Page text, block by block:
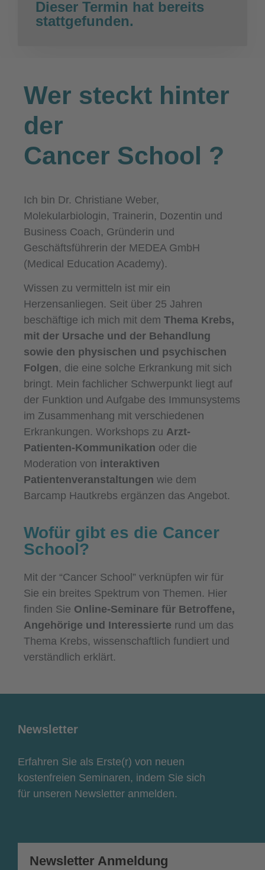
Dieser Termin hat bereits
stattgefunden.
Wer steckt hinter
der
Cancer School ?
Ich bin Dr. Christiane Weber,
Molekularbiologin, Trainerin, Dozentin und
Business Coach, Gründerin und
Geschäftsführerin der MEDEA GmbH
(Medical Education Academy).
Wissen zu vermitteln ist mir ein
Herzensanliegen. Seit über 25 Jahren
beschäftige ich mich mit dem Thema Krebs,
mit der Ursache und der Behandlung
sowie den physischen und psychischen
Folgen, die eine solche Erkrankung mit sich
bringt. Mein fachlicher Schwerpunkt liegt auf
der Funktion und Aufgabe des Immunsystems
im Zusammenhang mit verschiedenen
Erkrankungen. Workshops zu Arzt-
Patienten-Kommunikation oder die
Moderation von interaktiven
Patientenveranstaltungen wie dem
Barcamp Hautkrebs ergänzen das Angebot.
Wofür gibt es die Cancer
School?
Mit der “Cancer School” verknüpfen wir für
Sie ein breites Spektrum von Themen. Hier
finden Sie Online-Seminare für Betroffene,
Angehörige und Interessierte rund um das
Thema Krebs, wissenschaftlich fundiert und
verständlich erklärt.
Newsletter
Erfahren Sie als Erste(r) von neuen
kostenfreien Seminaren, indem Sie sich
für unseren Newsletter anmelden.
Newsletter Anmeldung